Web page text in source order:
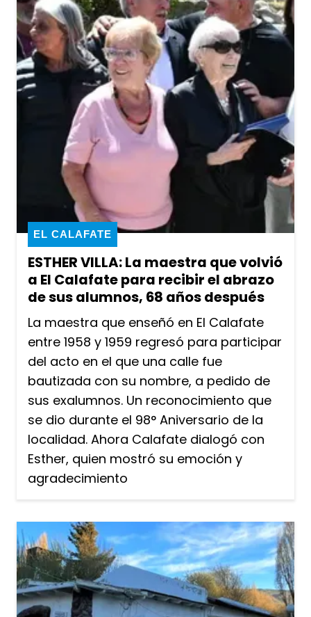
ESTHER VILLA: La maestra que volvió
a El Calafate para recibir el abrazo
de sus alumnos, 68 años después
EL CALAFATE
La maestra que enseñó en El Calafate
entre 1958 y 1959 regresó para participar
del acto en el que una calle fue
bautizada con su nombre, a pedido de
sus exalumnos. Un reconocimiento que
se dio durante el 98° Aniversario de la
localidad. Ahora Calafate dialogó con
Esther, quien mostró su emoción y
agradecimiento